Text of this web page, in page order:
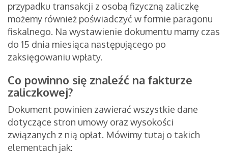
przypadku transakcji z osobą fizyczną zaliczkę
możemy również poświadczyć w formie paragonu
fiskalnego. Na wystawienie dokumentu mamy czas
do 15 dnia miesiąca następującego po
zaksięgowaniu wpłaty.
Co powinno się znaleźć na fakturze
zaliczkowej?
Dokument powinien zawierać wszystkie dane
dotyczące stron umowy oraz wysokości
związanych z nią opłat. Mówimy tutaj o takich
elementach jak: